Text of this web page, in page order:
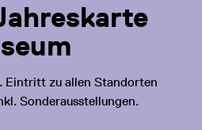
Eintritt zu allen Standorten
Sonderausstellungen.